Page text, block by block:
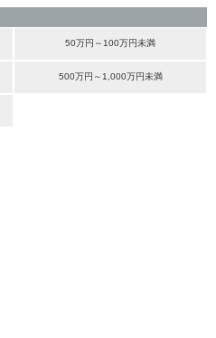
50万円～100万円未満
500万円～1,000万円未満